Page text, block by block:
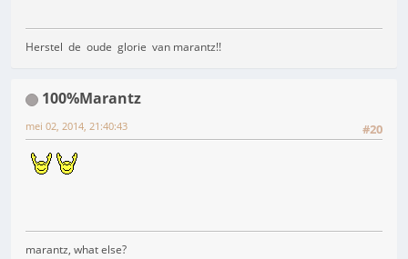
Herstel de oude glorie van marantz!!
100%Marantz
#20
mei 02, 2014, 21:40:43
marantz, what else?